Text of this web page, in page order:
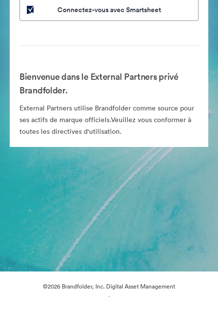
Connectez-vous avec Smartsheet
Bienvenue dans le External Partners privé
Brandfolder.
External Partners utilise Brandfolder comme source pour
ses actifs de marque officiels.Veuillez vous conformer à
toutes les directives d'utilisation.
©2026 Brandfolder, Inc. Digital Asset Management
·